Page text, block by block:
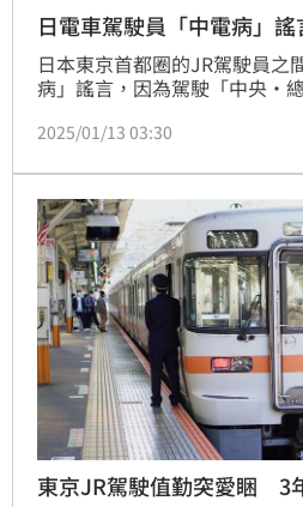
日電車駕駛員「中電病」
日本東京首都圈的JR駕駛員之
病」謠言，因為駕駛「中央‧
些駕駛員大多隸屬同一個乘務
2025/01/13 03:30
東京JR駕駛值勤突愛睏 3